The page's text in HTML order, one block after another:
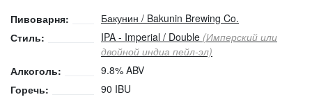
Пивоварня:
Бакунин / Bakunin Brewing Co.
Стиль:
IPA - Imperial / Double (Имперский или
двойной индиа пейл-эл)
Алкоголь:
9.8% ABV
Горечь:
90 IBU